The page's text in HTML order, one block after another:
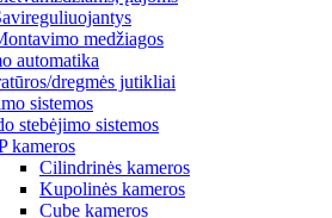
medžiagos
automatika
dregmės jutikliai
sistemos
stebėjimo sistemos
kameros
Cilindrinės kameros
Kupolinės kameros
Cube kameros